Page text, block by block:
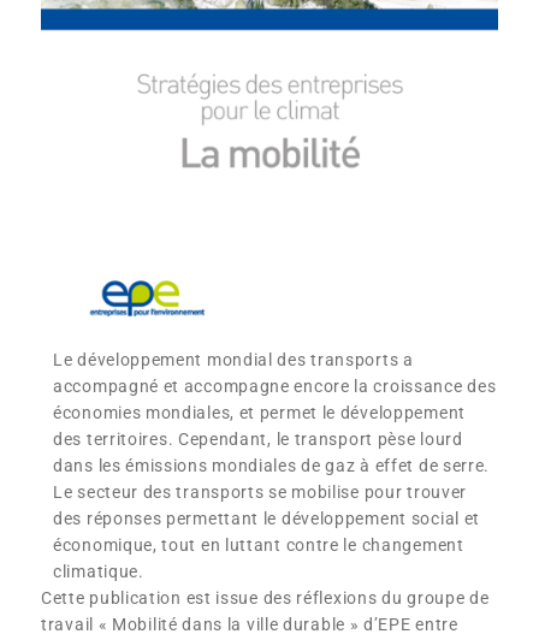
Le développement mondial des transports a
accompagné et accompagne encore la croissance des
économies mondiales, et permet le développement
des territoires. Cependant, le transport pèse lourd
dans les émissions mondiales de gaz à effet de serre.
Le secteur des transports se mobilise pour trouver
des réponses permettant le développement social et
économique, tout en luttant contre le changement
climatique.
Cette publication est issue des réflexions du groupe de
travail « Mobilité dans la ville durable » d’EPE entre